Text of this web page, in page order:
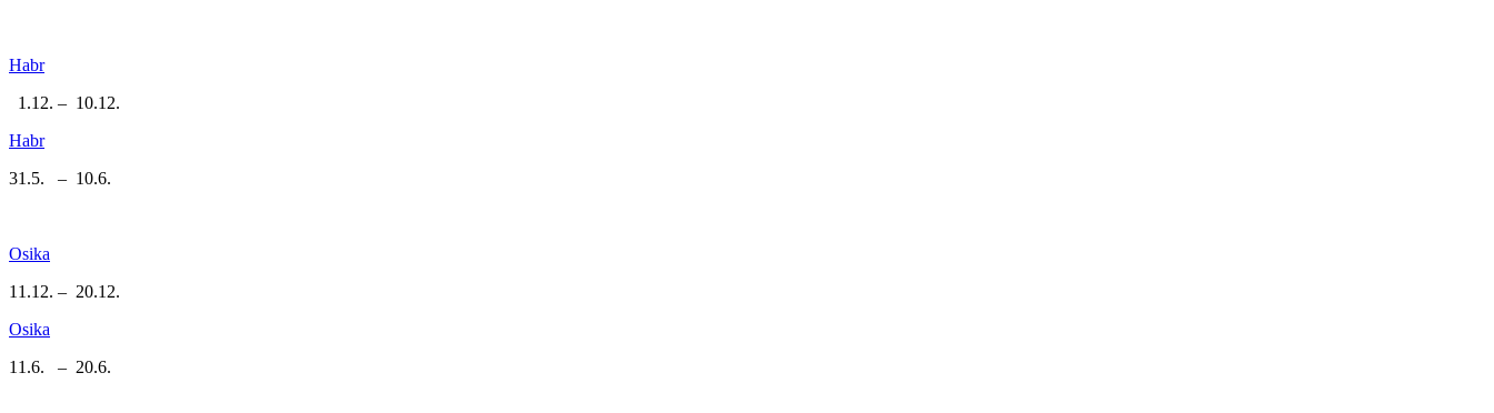
Habr
1.12. – 10.12.
Habr
31.5. – 10.6.
Osika
11.12. – 20.12.
Osika
11.6. – 20.6.